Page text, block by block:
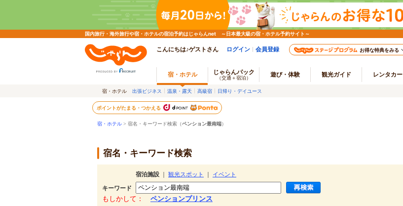
国内旅行・海外旅行や宿・ホテルの宿泊予約はじゃらんnet ～日本最大級の宿・ホテル予約サイト～
こんにちは♪ゲストさん ログイン 会員登録 お得な特典をみる
宿・ホテル じゃらんパック
（交通＋宿泊） 遊び・体験 観光ガイド レンタカー
宿・ホテル 出張ビジネス 温泉・露天 高級宿 日帰り・デイユース
ポイントがたまる・つかえる
宿・ホテル > 宿名・キーワード検索（ペンション最南端）
宿名・キーワード検索
宿泊施設 観光スポット
イベント
キーワード
もしかして： ペンションプリンス